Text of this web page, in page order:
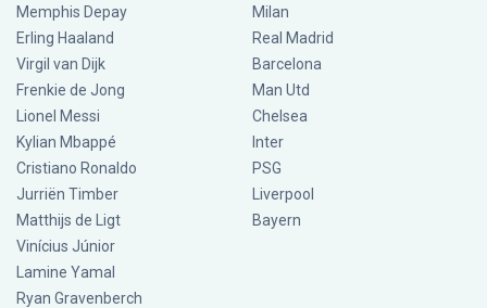
Memphis Depay
Erling Haaland
Virgil van Dijk
Frenkie de Jong
Lionel Messi
Kylian Mbappé
Cristiano Ronaldo
Jurriën Timber
Matthijs de Ligt
Vinícius Júnior
Lamine Yamal
Ryan Gravenberch
Milan
Real Madrid
Barcelona
Man Utd
Chelsea
Inter
PSG
Liverpool
Bayern